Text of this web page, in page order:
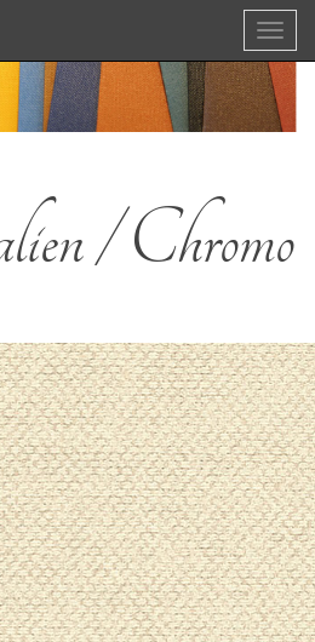
Menü
/ Chromo